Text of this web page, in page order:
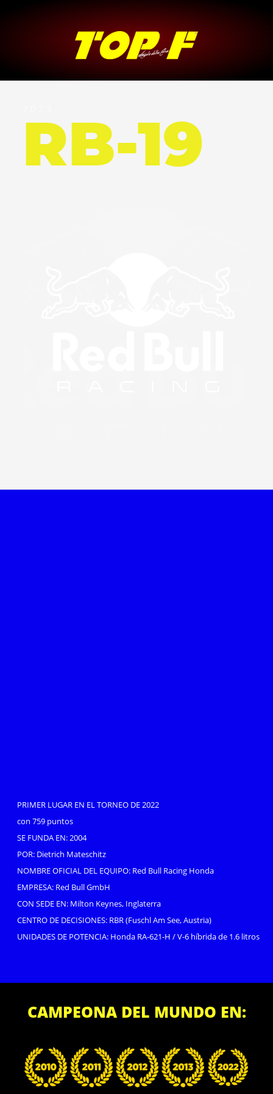
RB-19
PRIMER LUGAR EN EL TORNEO DE 2022
con 759 puntos
SE FUNDA EN: 2004
POR: Dietrich Mateschitz
NOMBRE OFICIAL DEL EQUIPO: Red Bull Racing Honda
EMPRESA: Red Bull GmbH
CON SEDE EN: Milton Keynes, Inglaterra
CENTRO DE DECISIONES: RBR (Fuschl Am See, Austria)
UNIDADES DE POTENCIA: Honda RA-621-H / V-6 híbrida de 1.6 litros
CAMPEONA DEL MUNDO EN: